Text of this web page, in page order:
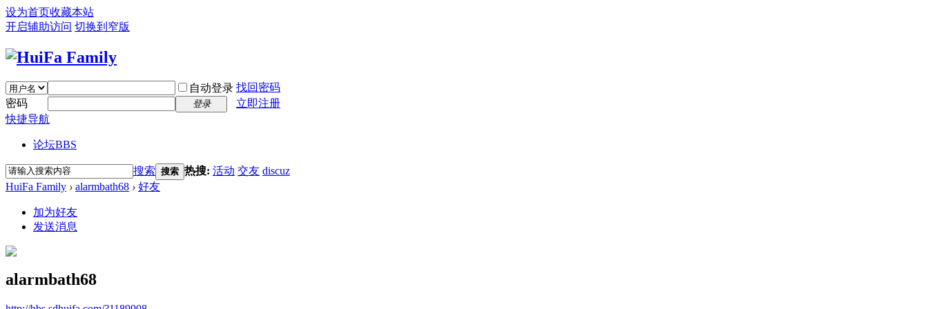
设为首页收藏本站
开启辅助访问 切换到窄版
自动登录 找回密码
密码
登录
立即注册
快捷导航
论坛BBS
搜索 搜索 热搜: 活动 交友 discuz
HuiFa Family › alarmbath68 › 好友
加为好友
发送消息
alarmbath68